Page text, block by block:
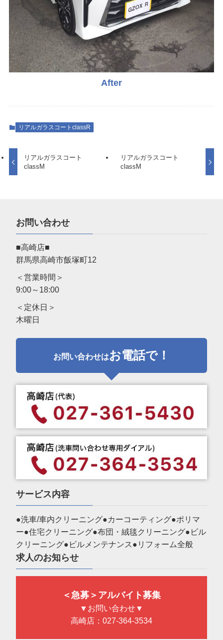
After
リアルガラスコートclassR
リアルガラスコート
classM
リアルガラスコート
classM
お問い合わせ
■高崎店■
群馬県高崎市飯塚町12
＜営業時間＞
9:00～18:00
＜定休日＞
木曜日
お問い合わせはお電話で！
サービス内容
●洗車/車内クリーニング●カーコーティング●ポリマ
ー●住宅クリーニング●布団・絨毯クリーニング●ビル
クリーニング●ビルメンテナンス●リフォーム全般
求人のお知らせ
＜急募＞アルバイト募集
▼お問い合わせ▼
高崎店：027-364-3534